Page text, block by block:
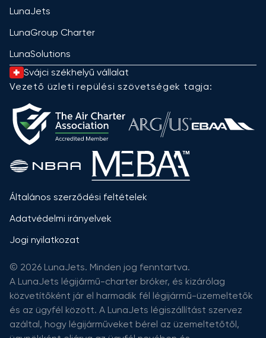
LunaJets
LunaGroup Charter
LunaSolutions
Svájci székhelyű vállalat
Vezető üzleti repülési szövetségek tagja:
Általános szerződési feltételek
Adatvédelmi irányelvek
Jogi nyilatkozat
© 2026 LunaJets. Minden jog fenntartva.
A LunaJets légijármű-charter bróker, és kizárólag
közvetítőként jár el harmadik fél légijármű-üzemeltetők
és az ügyfél között. A LunaJets légiszállítást szervez
azáltal, hogy légijárműveket bérel az üzemeltetőtől,